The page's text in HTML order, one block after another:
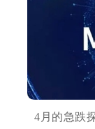
4月的急跌